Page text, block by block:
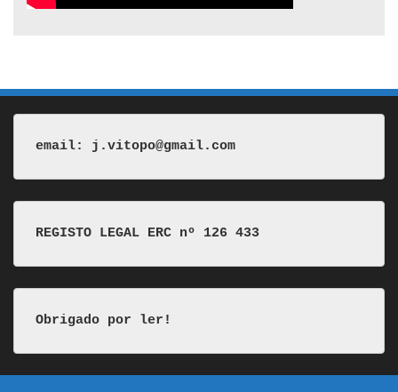
email: j.vitopo@gmail.com
REGISTO LEGAL ERC nº 126 433
Obrigado por ler!